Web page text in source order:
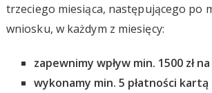
trzeciego miesiąca, następującego po
wniosku, w każdym z miesięcy:
zapewnimy wpływ min. 1500 zł
wykonamy min. 5 płatności